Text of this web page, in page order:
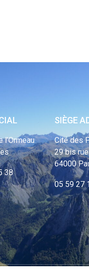
l’Ormeau
38
SIÈGE
Cité des
29 bis
64000
05 59 27